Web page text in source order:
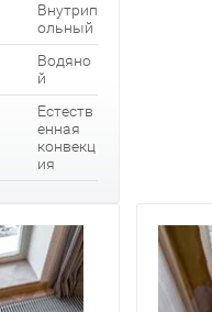
Внутрип
ольный
Водяно
й
Естеств
енная
конвекц
ия